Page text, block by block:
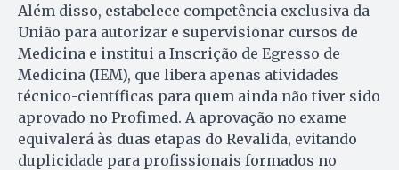
Além disso, estabelece competência exclusiva da
União para autorizar e supervisionar cursos de
Medicina e institui a Inscrição de Egresso de
Medicina (IEM), que libera apenas atividades
técnico-científicas para quem ainda não tiver sido
aprovado no Profimed. A aprovação no exame
equivalerá às duas etapas do Revalida, evitando
duplicidade para profissionais formados no